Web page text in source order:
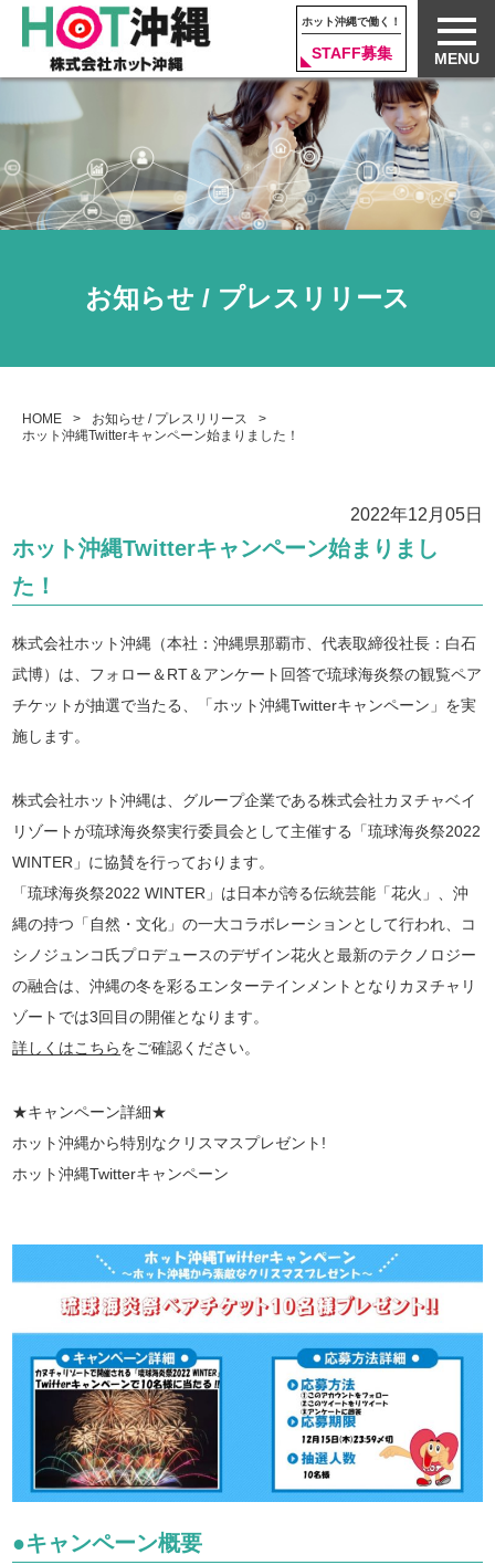
ホット沖縄で働く！
STAFF募集 MENU
お知らせ / プレスリリース
HOME
お知らせ / プレスリリース
ホット沖縄Twitterキャンペーン始まりました！
2022年12月05日
ホット沖縄Twitterキャンペーン始まりまし
た！
株式会社ホット沖縄（本社：沖縄県那覇市、代表取締役社長：白石
武博）は、フォロー＆RT＆アンケート回答で琉球海炎祭の観覧ペア
チケットが抽選で当たる、「ホット沖縄Twitterキャンペーン」を実
施します。
株式会社ホット沖縄は、グループ企業である株式会社カヌチャベイ
リゾートが琉球海炎祭実行委員会として主催する「琉球海炎祭2022
WINTER」に協賛を行っております。
「琉球海炎祭2022 WINTER」は日本が誇る伝統芸能「花火」、沖
縄の持つ「自然・文化」の一大コラボレーションとして行われ、コ
シノジュンコ氏プロデュースのデザイン花火と最新のテクノロジー
の融合は、沖縄の冬を彩るエンターテインメントとなりカヌチャリ
ゾートでは3回目の開催となります。
詳しくはこちらをご確認ください。
★キャンペーン詳細★
ホット沖縄から特別なクリスマスプレゼント!
ホット沖縄Twitterキャンペーン
●キャンペーン概要